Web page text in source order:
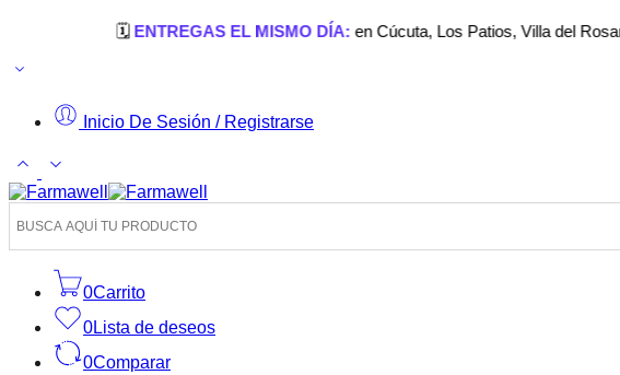
ENTREGAS EL MISMO DÍA:en Cúcuta, Los Patios, Villa del Rosario y
Inicio De Sesión / Registrarse
0Carrito
0Lista de deseos
0Comparar